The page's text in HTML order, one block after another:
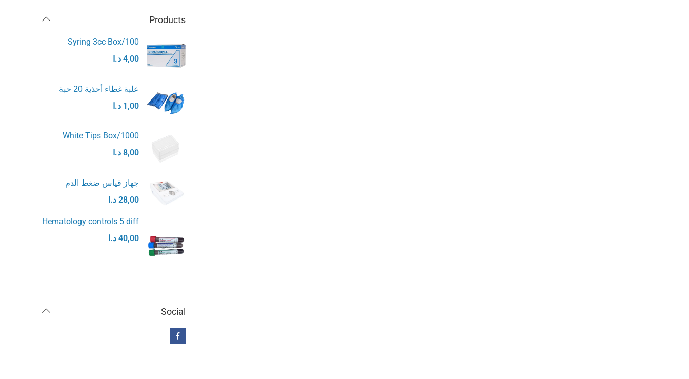
Products
Syring 3cc Box/100
4,00 د.ا
علبة غطاء أحذية 20 حبة
1,00 د.ا
White Tips Box/1000
8,00 د.ا
جهاز قياس ضغط الدم
28,00 د.ا
Hematology controls 5 diff
40,00 د.ا
Social